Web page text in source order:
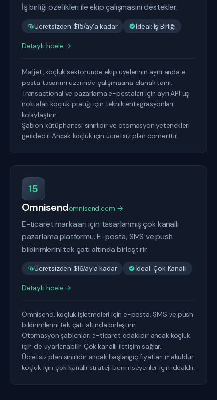
İş birliği özellikleri ile ekip çalışmasını destekler.
Ücretsizden $15/ay'a kadar İdeal: İş Birliği
Detaylı İncele →
Mailjet, koçluk sektöründe ekip üyelerinin aynı anda e-
posta tasarımı üzerinde çalışmasına olanak tanır.
Transactional ve pazarlama e-postaları için ayrı API uç
noktaları koçluk pratiği için teknik entegrasyonları
kolaylaştırır.
Şablon kütüphanesi sınırlıdır ve otomasyon yetenekleri
geridedir. Ancak koçluk için ücretsiz plan cömerttir.
15
Omnisendomnisend.com →
E-ticaret markaları için tasarlanmış çok kanallı
pazarlama platformu. E-posta, SMS ve push
bildirimlerini tek çatı altında birleştirir.
Ücretsizden $16/ay'a kadar İdeal: Çok Kanallı
Detaylı İncele →
Omnisend, koçluk işletmeleri için e-posta, SMS ve push
bildirimlerini tek çatı altında birleştirir.
Otomasyon şablonları e-ticaret odaklıdır ancak koçluk
için de uyarlanabilir. Çok kanallı iletişim sağlar.
Ücretsiz plan sınırlıdır ancak başlangıç fiyatları makuldür.
koçluk için çok kanallı strateji benimseyenler için idealdir.